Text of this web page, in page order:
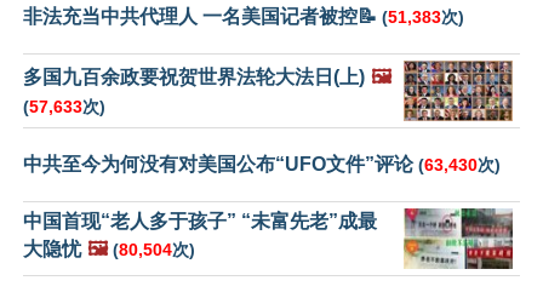
非法充当中共代理人 一名美国记者被控📝 (51,383次)
多国九百余政要祝贺世界法轮大法日(上) 🖼️
(57,633次)
中共至今为何没有对美国公布“UFO文件”评论(63,430次)
中国首现“老人多于孩子” “未富先老”成最
大隐忧 🖼️ (80,504次)